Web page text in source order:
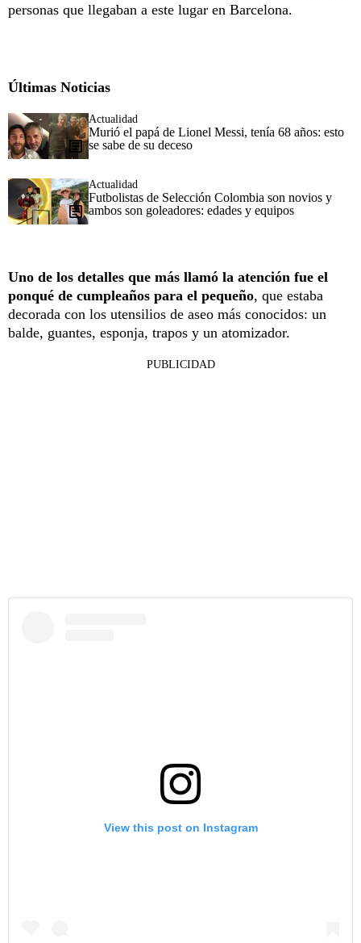
personas que llegaban a este lugar en Barcelona.
Últimas Noticias
Actualidad
Murió el papá de Lionel Messi, tenía 68 años: esto
se sabe de su deceso
Actualidad
Futbolistas de Selección Colombia son novios y
ambos son goleadores: edades y equipos
Uno de los detalles que más llamó la atención fue el
ponqué de cumpleaños para el pequeño, que estaba
decorada con los utensilios de aseo más conocidos: un
balde, guantes, esponja, trapos y un atomizador.
PUBLICIDAD
View this post on Instagram